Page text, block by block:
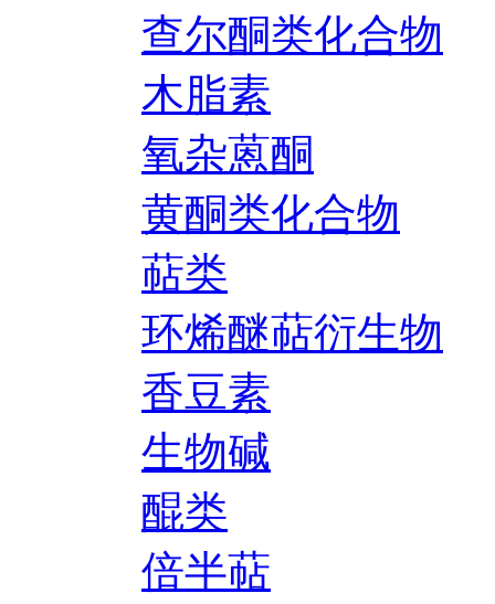
查尔酮类化合物
木脂素
氧杂蒽酮
黄酮类化合物
萜类
环烯醚萜衍生物
香豆素
生物碱
醌类
倍半萜